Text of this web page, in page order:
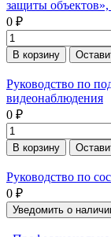
защиты
0 ₽
В корзину
Руководство по
видеонаблюдения
0 ₽
В корзину
Руководство по
0 ₽
Уведомить о